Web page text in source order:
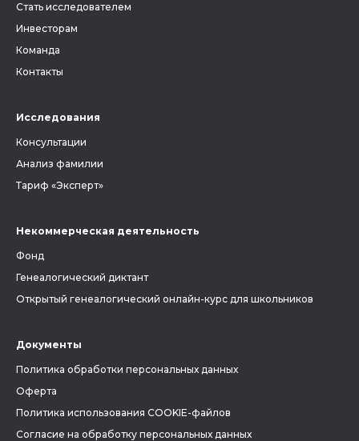
Стать исследователем
Инвесторам
Команда
Контакты
Исследования
Консультации
Анализ фамилии
Тариф «Эксперт»
Некоммерческая деятельность
Фонд
Генеалогический диктант
Открытый генеалогический онлайн-курс для школьников
Документы
Политика обработки персональных данных
Оферта
Политика использования COOKIE-файлов
Согласие на обработку персональных данных